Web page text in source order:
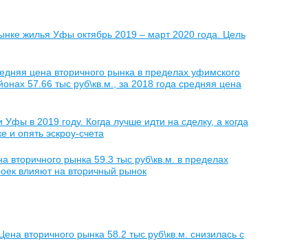
жилья Уфы октябрь 2019 – март 2020 года. Цель
цена вторичного рынка в пределах уфимского
57.66 тыс руб\кв.м., за 2018 года средняя цена
в 2019 году. Когда лучше идти на сделку, а когда
и опять эскроу-счета
рынка 59.3 тыс руб\кв.м. в пределах
влияют на вторичный рынок
вторичного рынка 58.2 тыс руб\кв.м. снизилась с